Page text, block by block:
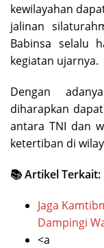
kewilayahan
jalinan
Babinsa selalu
kegiatan ujarnya.
Dengan
diharapkan
antara TNI dan
ketertiban di
📚 Artikel Terkait:
Jaga
Dampingi
<a